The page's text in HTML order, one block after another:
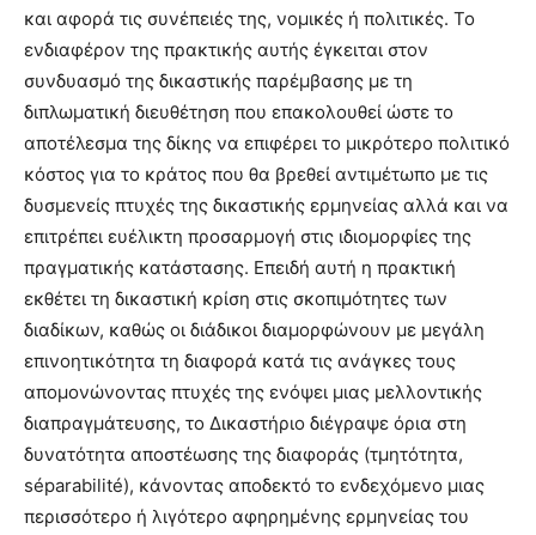
και αφορά τις συνέπειές της, νομικές ή πολιτικές. Το
ενδιαφέρον της πρακτικής αυτής έγκειται στον
συνδυασμό της δικαστικής παρέμβασης με τη
διπλωματική διευθέτηση που επακολουθεί ώστε το
αποτέλεσμα της δίκης να επιφέρει το μικρότερο πολιτικό
κόστος για το κράτος που θα βρεθεί αντιμέτωπο με τις
δυσμενείς πτυχές της δικαστικής ερμηνείας αλλά και να
επιτρέπει ευέλικτη προσαρμογή στις ιδιομορφίες της
πραγματικής κατάστασης. Επειδή αυτή η πρακτική
εκθέτει τη δικαστική κρίση στις σκοπιμότητες των
διαδίκων, καθώς οι διάδικοι διαμορφώνουν με μεγάλη
επινοητικότητα τη διαφορά κατά τις ανάγκες τους
απομονώνοντας πτυχές της ενόψει μιας μελλοντικής
διαπραγμάτευσης, το Δικαστήριο διέγραψε όρια στη
δυνατότητα αποστέωσης της διαφοράς (τμητότητα,
séparabilité), κάνοντας αποδεκτό το ενδεχόμενο μιας
περισσότερο ή λιγότερο αφηρημένης ερμηνείας του